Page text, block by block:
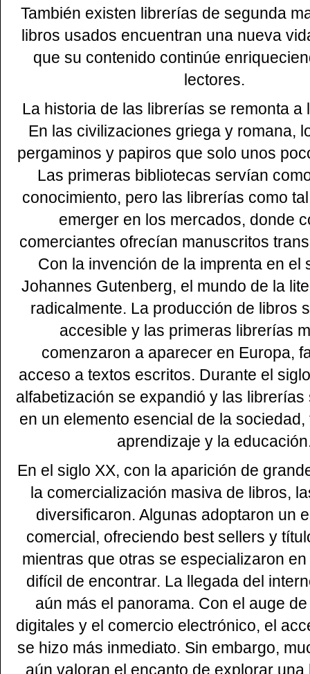
También existen librerías de segunda
libros usados encuentran una nueva
que su contenido continúe
lectores.
La historia de las librerías se remonta a
En las civilizaciones griega y romana,
pergaminos y papiros que solo unos
Las primeras bibliotecas servían
conocimiento, pero las librerías como
emerger en los mercados, donde
comerciantes ofrecían manuscritos
Con la invención de la imprenta en el
Johannes Gutenberg, el mundo de la
radicalmente. La producción de libros
accesible y las primeras librerías
comenzaron a aparecer en Europa,
acceso a textos escritos. Durante el
alfabetización se expandió y las
en un elemento esencial de la
aprendizaje y la
En el siglo XX, con la aparición de
la comercialización masiva de libros,
diversificaron. Algunas adoptaron un
comercial, ofreciendo best sellers y
mientras que otras se especializaron
difícil de encontrar. La llegada del
aún más el panorama. Con el auge
digitales y el comercio electrónico, el
se hizo más inmediato. Sin embargo,
aún valoran el encanto de explorar